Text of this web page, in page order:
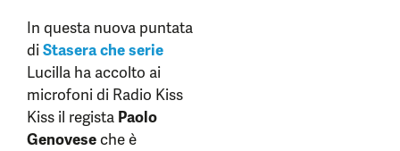
In questa nuova puntata
diStasera che serie
Lucilla ha accolto ai
microfoni di Radio Kiss
Kiss il regista Paolo
Genoveseche è